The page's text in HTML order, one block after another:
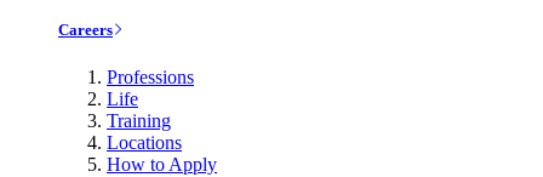
Careers
Professions
Life
Training
Locations
How to Apply